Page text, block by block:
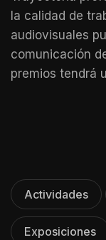
la calidad de
audiovisuales
comunicación
premios tendrá
Actividades
Exposiciones